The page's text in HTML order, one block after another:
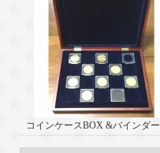
コインケースBOX &バインダー